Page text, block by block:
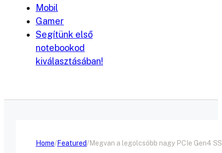
Mobil
Gamer
Segítünk első
notebookod
kiválasztásában!
Home Featured Megvan a legolcsóbb nagy PCIe Gen4